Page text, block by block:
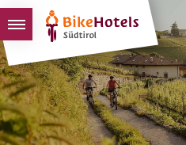
BIKEHOTELS
HOTELS & PAKETE
TOUREN & REVIERE